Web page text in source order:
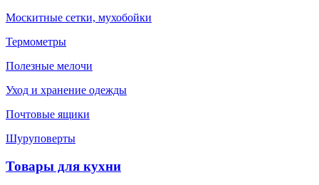
Москитные сетки, мухобойки
Термометры
Полезные мелочи
Уход и хранение одежды
Почтовые ящики
Шуруповерты
Товары для кухни